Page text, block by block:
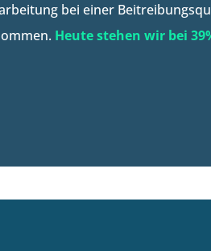
bei einer
Heute stehen wir bei